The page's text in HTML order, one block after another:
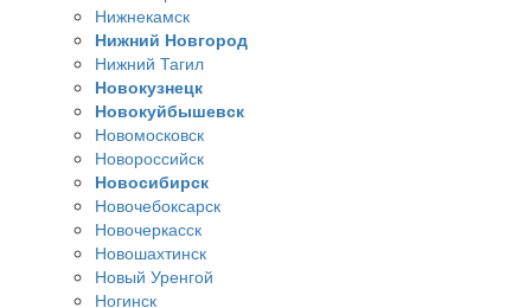
Нижнекамск
Нижний Новгород
Нижний Тагил
Новокузнецк
Новокуйбышевск
Новомосковск
Новороссийск
Новосибирск
Новочебоксарск
Новочеркасск
Новошахтинск
Новый Уренгой
Ногинск